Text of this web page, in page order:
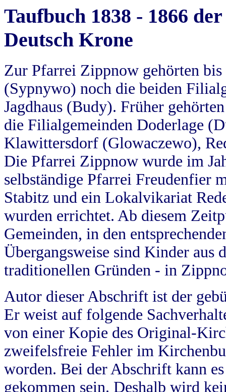
Taufbuch 1838 - 1866
Deutsch Krone
Zur Pfarrei Zippnow gehörten
(Sypnywo) noch die beiden
Jagdhaus (Budy). Früher
die Filialgemeinden Doderlage
Klawittersdorf (Glowaczewo),
Die Pfarrei Zippnow wurde im
selbständige Pfarrei Freudenfier
Stabitz und ein Lokalvikariat
wurden errichtet. Ab diesem
Gemeinden, in den
Übergangsweise sind Kinder aus
traditionellen Gründen - in
Autor dieser Abschrift ist der
Er weist auf folgende
von einer Kopie des Original-
zweifelsfreie Fehler im
worden. Bei der Abschrift kann
gekommen sein. Deshalb wird